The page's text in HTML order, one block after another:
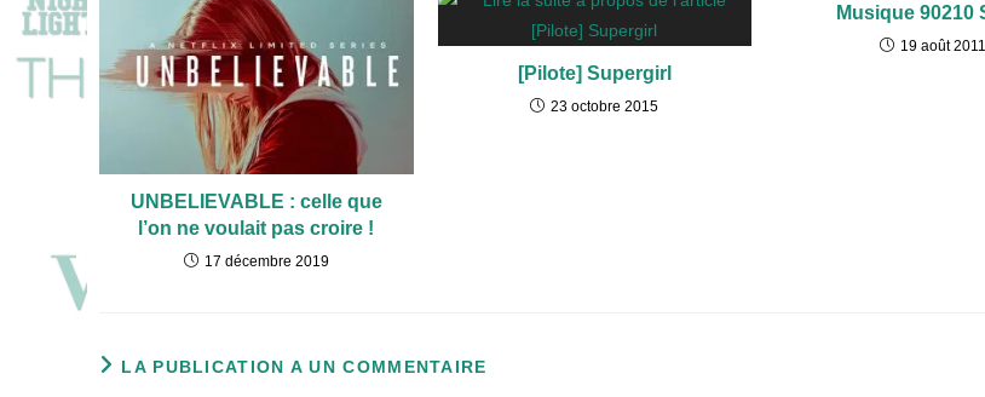
UNBELIEVABLE : celle que
l’on ne voulait pas croire !
17 décembre 2019
[Pilote] Supergirl
23 octobre 2015
Musique 90210
19 août 2011
LA PUBLICATION A UN COMMENTAIRE